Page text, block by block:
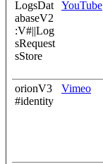
LogsDat
abaseV2
:V#||Log
sRequest
sStore
YouTube
orionV3
#identity
Vimeo